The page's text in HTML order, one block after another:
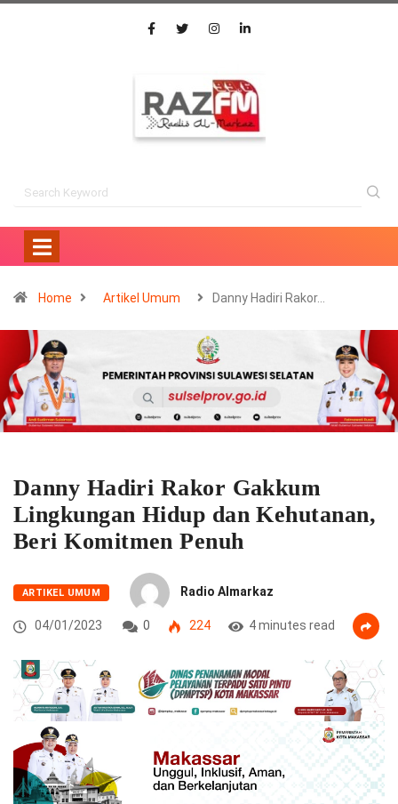
Home Artikel Umum Danny Hadiri Rakor…
Danny Hadiri Rakor Gakkum
Lingkungan Hidup dan Kehutanan,
Beri Komitmen Penuh
ARTIKEL UMUM Radio Almarkaz
04/01/2023 0 224 4 minutes read